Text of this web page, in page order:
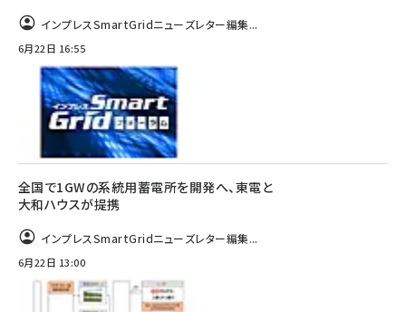
インプレスSmartGridニューズレター編集...
6月22日 16:55
全国で1GWの系統用蓄電所を開発へ、東電と
大和ハウスが提携
インプレスSmartGridニューズレター編集...
6月22日 13:00